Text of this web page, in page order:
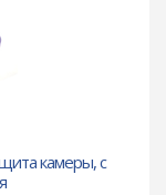
камеры, с